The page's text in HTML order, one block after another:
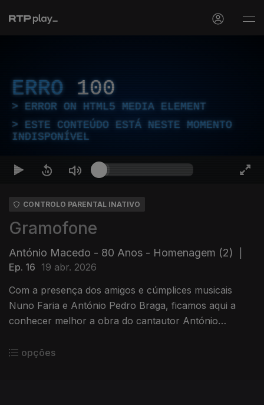
ERRO 100
ERROR ON HTML5 MEDIA ELEMENT
ESTE CONTEÚDO ESTÁ NESTE MOMENTO
INDISPONÍVEL
CONTROLO PARENTAL INATIVO
Gramofone
António Macedo - 80 Anos - Homenagem (2)
Ep. 16 19 abr. 2026
Com a presença dos amigos e cúmplices musicais
Nuno Faria e António Pedro Braga, ficamos aqui a
conhecer melhor a obra do cantautor António
em 1986.
opções